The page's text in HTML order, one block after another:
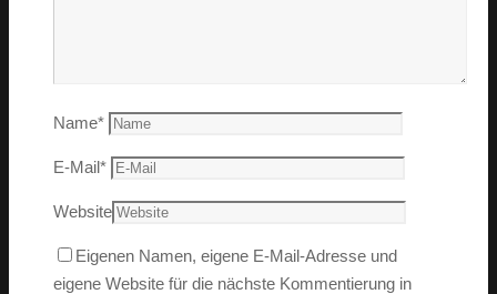
Name*
E-Mail*
Website
Eigenen Namen, eigene E-Mail-Adresse und
eigene Website für die nächste Kommentierung in